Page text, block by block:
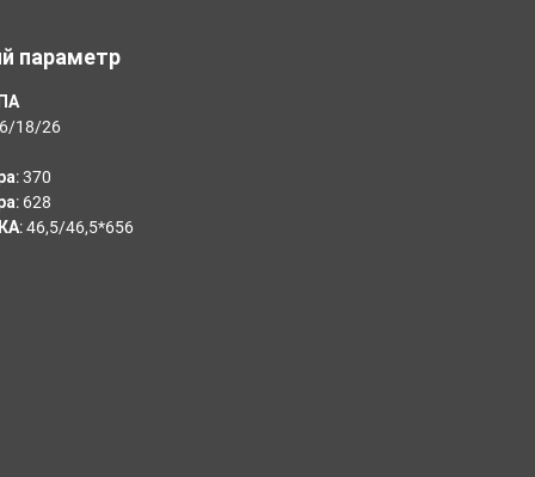
параметр
18/26
370
628
46,5/46,5*656